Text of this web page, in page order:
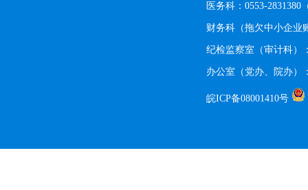
医务科：0553-2831380
财务科（拖欠中小企业
纪检监察室（审计科）
办公室（党办、院办）
皖ICP备08001410号